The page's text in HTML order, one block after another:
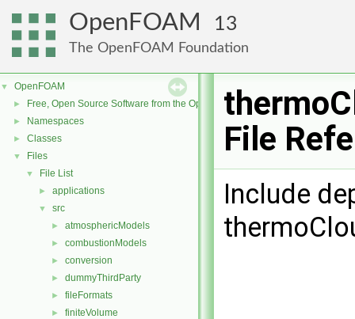
OpenFOAM 13
The OpenFOAM Foundation
▼ OpenFOAM
► Free, Open Source Software from the OpenFOAM Foundation
► Namespaces
► Classes
▼ Files
▼ File List
► applications
▼ src
► atmosphericModels
► combustionModels
► conversion
► dummyThirdParty
► fileFormats
► finiteVolume
File
Include